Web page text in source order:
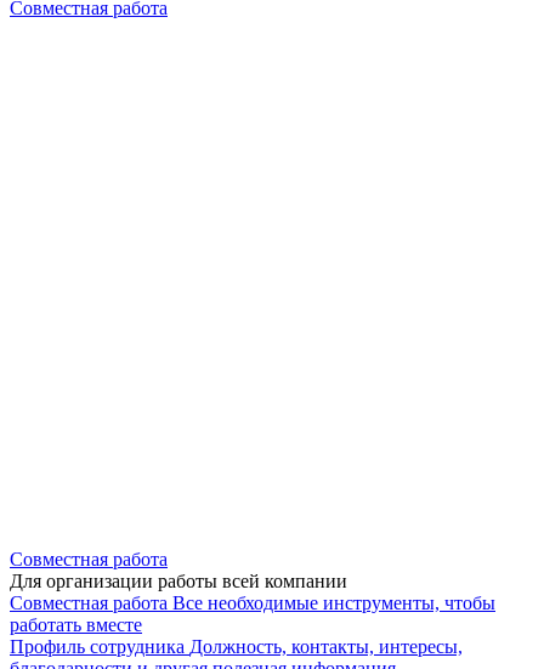
Совместная работа
Совместная работа
Для организации работы всей компании
Совместная работа Все необходимые инструменты, чтобы
работать вместе
Профиль сотрудника Должность, контакты, интересы,